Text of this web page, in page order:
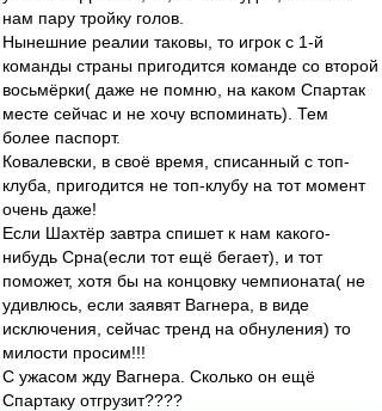
нам пару тройку голов.
Нынешние реалии таковы, то игрок с 1-й
команды страны пригодится команде со второй
восьмёрки( даже не помню, на каком Спартак
месте сейчас и не хочу вспоминать). Тем
более паспорт.
Ковалевски, в своё время, списанный с топ-
клуба, пригодится не топ-клубу на тот момент
очень даже!
Если Шахтёр завтра спишет к нам какого-
нибудь Срна(если тот ещё бегает), и тот
поможет, хотя бы на концовку чемпионата( не
удивлюсь, если заявят Вагнера, в виде
исключения, сейчас тренд на обнуления) то
милости просим!!!
С ужасом жду Вагнера. Сколько он ещё
Спартаку отгрузит????